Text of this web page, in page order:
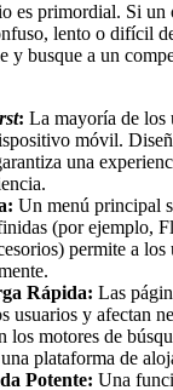
es primordial. Si un
lento o difícil
y busque a un
: La mayoría de los
móvil.
una
Un menú principal
(por ejemplo,
permite a los
Rápida: Las
usuarios y afectan
los motores de
plataforma de
Potente: Una